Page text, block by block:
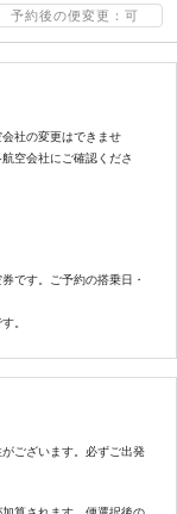
予約後の便変更：可
社の変更はできませ
空会社にご確認くださ
です。ご予約の搭乗日・
。
ございます。必ずご出発